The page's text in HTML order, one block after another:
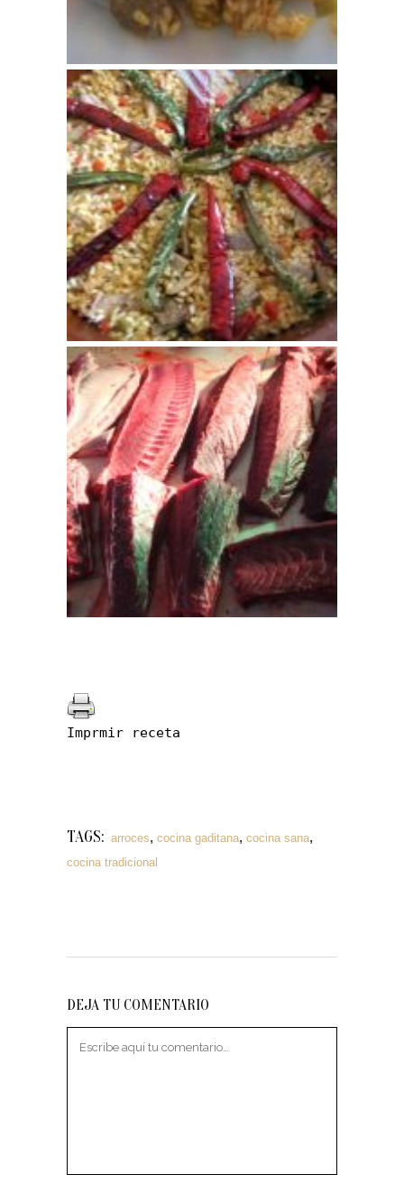
Imprmir receta
TAGS: arroces, cocina gaditana, cocina sana,
cocina tradicional
DEJA TU COMENTARIO